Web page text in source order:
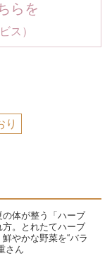
らを
ス）
り
体が整う「ハーブ
。とれたてハーブ
やかな野菜を“バラ
さん